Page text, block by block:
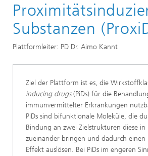
Forschung
Plattformen
Substanzen
Plattformleiter: PD Dr. Aimo Kannt
Ziel der Plattform ist es, die
inducing drugs(PiDs) für die
immunvermittelter Erkrankungen
PiDs sind bifunktionale Moleküle, die
Bindung an zwei Zielstrukturen diese in
zueinander bringen und dadurch einen
Effekt auslösen. Bei PiDs im engeren